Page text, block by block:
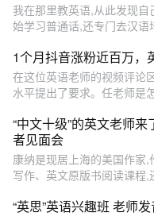
我在那里教英语,从此发现
始学习普通话,还专门去汉
1个月抖音涨粉近百万，
在这位英语老师的视频评论
水平提出了要求。任老师是
“中文十级”的英文老师
者见面会
康纳是现居上海的美国作家,
写作、英文原版书阅读课程
“英思”英语兴趣班 老师发